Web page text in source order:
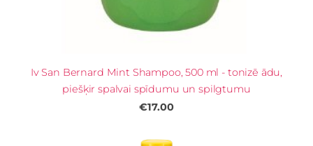
Iv San Bernard Mint Shampoo, 500 ml - tonizē ādu,
piešķir spalvai spīdumu un spilgtumu
€17.00